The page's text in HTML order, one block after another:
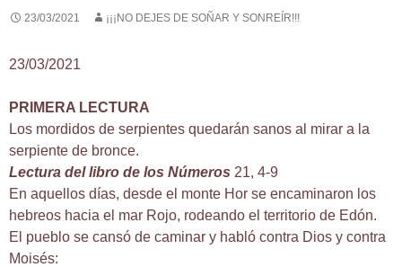
23/03/2021 ¡¡¡NO DEJES DE SOÑAR Y SONREÍR!!!
23/03/2021
PRIMERA LECTURA
Los mordidos de serpientes quedarán sanos al mirar a la
serpiente de bronce.
Lectura del libro de los Números 21, 4-9
En aquellos días, desde el monte Hor se encaminaron los
hebreos hacia el mar Rojo, rodeando el territorio de Edón.
El pueblo se cansó de caminar y habló contra Dios y contra
Moisés: